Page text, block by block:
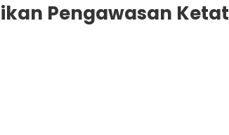
Pengawasan Ketat